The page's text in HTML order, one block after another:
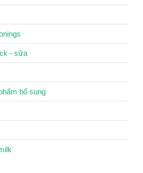
- sữa
bổ sung